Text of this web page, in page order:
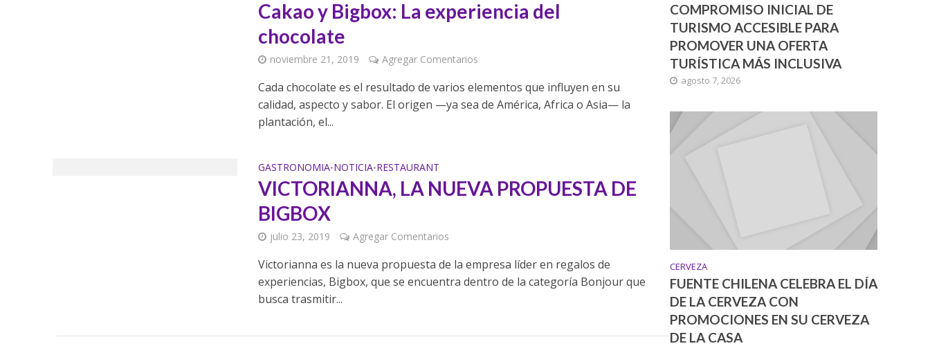
Cakao y Bigbox: La experiencia del
chocolate
noviembre 21, 2019 Agregar Comentarios
Cada chocolate es el resultado de varios elementos que influyen en su
calidad, aspecto y sabor. El origen —ya sea de América, Africa o Asia— la
plantación, el...
GASTRONOMIA•NOTICIA•RESTAURANT
VICTORIANNA, LA NUEVA PROPUESTA DE
BIGBOX
julio 23, 2019 Agregar Comentarios
Victorianna es la nueva propuesta de la empresa líder en regalos de
experiencias, Bigbox, que se encuentra dentro de la categoría Bonjour que
busca trasmitir...
COMPROMISO INICIAL DE
TURISMO ACCESIBLE PARA
PROMOVER UNA OFERTA
TURÍSTICA MÁS INCLUSIVA
agosto 7, 2026
CERVEZA
FUENTE CHILENA CELEBRA EL DÍA
DE LA CERVEZA CON
PROMOCIONES EN SU CERVEZA
DE LA CASA